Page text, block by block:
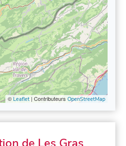
© Leaflet| Contributeurs OpenStreetMap